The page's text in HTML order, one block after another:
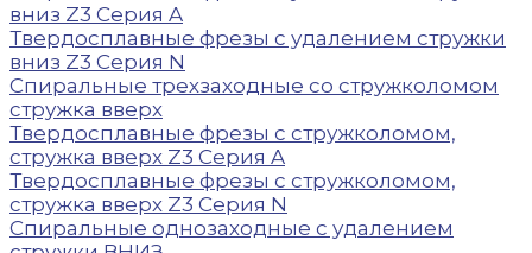
вниз Z3 Серия A
Твердосплавные фрезы с удалением стружки
вниз Z3 Серия N
Спиральные трехзаходные со стружколомом
стружка вверх
Твердосплавные фрезы с стружколомом,
стружка вверх Z3 Серия A
Твердосплавные фрезы с стружколомом,
стружка вверх Z3 Серия N
Спиральные однозаходные с удалением